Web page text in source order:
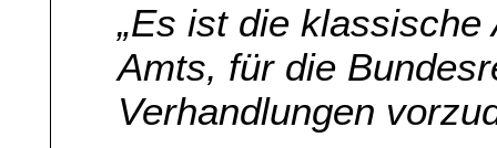
„Es ist die klassische
Amts, für die
Verhandlungen